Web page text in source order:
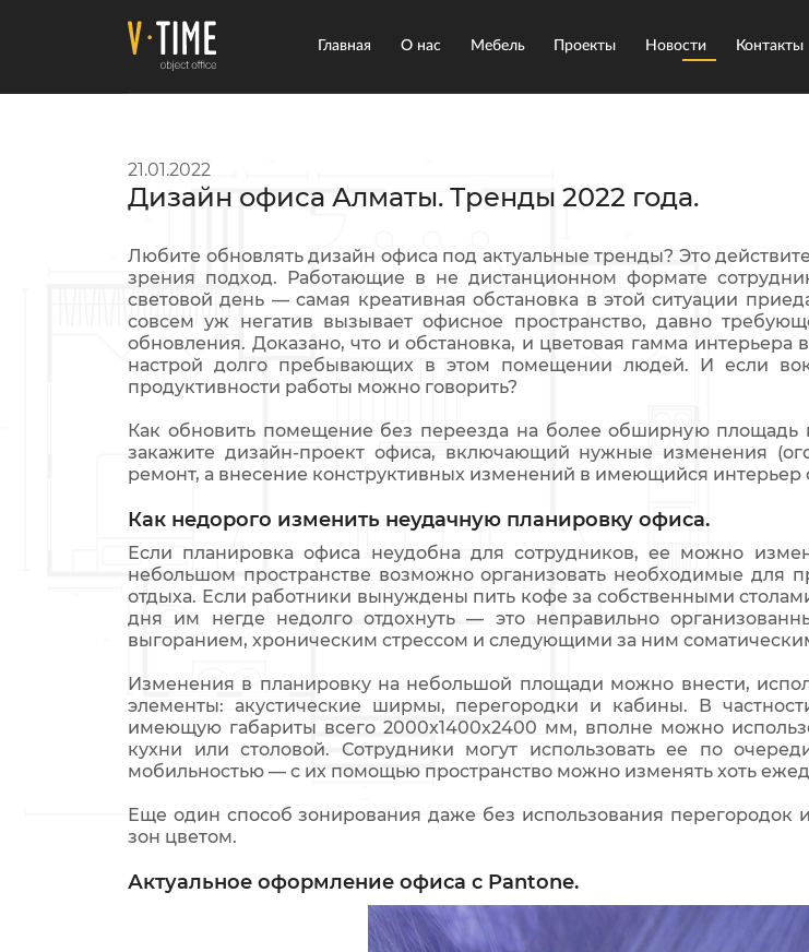
Главная О нас Мебель Проекты Новости Контакты
21.01.2022
Дизайн офиса Алматы. Тренды 2022 года.
Любите обновлять дизайн офиса под актуальные тренды? Это
зрения подход. Работающие в не дистанционном формате
световой день — самая креативная обстановка в этой ситуации
совсем уж негатив вызывает офисное пространство, давно
обновления. Доказано, что и обстановка, и цветовая гамма
настрой долго пребывающих в этом помещении людей. И если
продуктивности работы можно говорить?
Как обновить помещение без переезда на более обширную площадь
закажите дизайн-проект офиса, включающий нужные изменения
ремонт, а внесение конструктивных изменений в имеющийся интерьер
Как недорого изменить неудачную планировку офиса.
Если планировка офиса неудобна для сотрудников, ее можно
небольшом пространстве возможно организовать необходимые
отдыха. Если работники вынуждены пить кофе за собственными
дня им негде недолго отдохнуть — это неправильно
выгоранием, хроническим стрессом и следующими за ним
Изменения в планировку на небольшой площади можно внести,
элементы: акустические ширмы, перегородки и кабины. В
имеющую габариты всего 2000x1400x2400 мм, вполне можно
кухни или столовой. Сотрудники могут использовать ее по
мобильностью — с их помощью пространство можно изменять хоть
Еще один способ зонирования даже без использования
зон цветом.
Актуальное оформление офиса с Pantone.